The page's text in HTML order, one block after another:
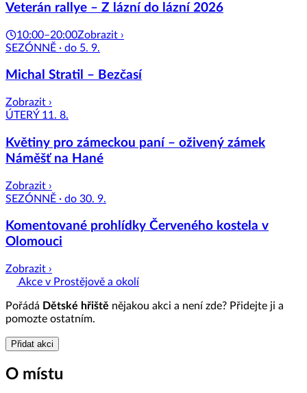
Veterán rallye – Z lázní do lázní 2026
10:00–20:00Zobrazit ›
SEZÓNNĚ · do 5. 9.
Michal Stratil – Bezčasí
Zobrazit ›
ÚTERÝ 11. 8.
Květiny pro zámeckou paní – oživený zámek
Náměšť na Hané
Zobrazit ›
SEZÓNNĚ · do 30. 9.
Komentované prohlídky Červeného kostela v
Olomouci
Zobrazit ›
Akce v Prostějově a okolí
Pořádá Dětské hřiště nějakou akci a není zde? Přidejte ji a
pomozte ostatním.
Přidat akci
O místu